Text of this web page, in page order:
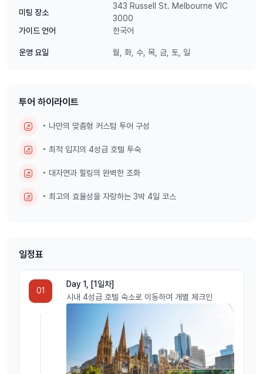
🌟 [Master Choice] 내 맘대로 골라 즐기
는 멜버른 4대 핵심 투어 (택 3)
① 그레이트 오션 로드 투어
죽기 전에 꼭 가봐야 할 세계적인 해안 드라이브 코스! 파도가 깎아 만든
사합니다.
100년이 넘는 역사를 지닌 원시림 속 증기기차를 타고 단데농 마운틴의
청정 자연을 달리는 낭만 가득한 레트로 감성 투어입니다.
④ 필립 아일랜드 & 처칠 아일랜드 투어
19세기 호주 전통 농가 체험(처칠 아일랜드)부터 야생 코알라 관찰, 그
리고 일몰 무렵 바다에서 아장아장 걸어오는 세계에서 가장 작은 페어리
펭귄 퍼레이드 관람까지 하루에 모두 만납니다.
미팅 장소
343 Russell St. Melbourne VIC
3000
가이드 언어
한국어
운영 요일 월, 화, 수, 목, 금, 토, 일
투어 하이라이트
• 나만의 맞춤형 커스텀 투어 구성
• 최적 입지의 4성급 호텔 투숙
• 대자연과 힐링의 완벽한 조화
• 최고의 효율성을 자랑하는 3박 4일 코스
일정표
01
Day 1, [1일차]
시내 4성급 호텔 숙소로 이동하여 개별 체크인